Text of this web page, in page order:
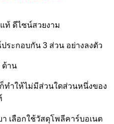
ท้ ดีไซน์สวยงาม
ระกอบกัน 3 ส่วน อย่างลงตัว
ด้าน
ทำให้ไม่มีส่วนใดส่วนหนึ่งของ
เลือกใช้วัสดุโพลีคาร์บอเนต